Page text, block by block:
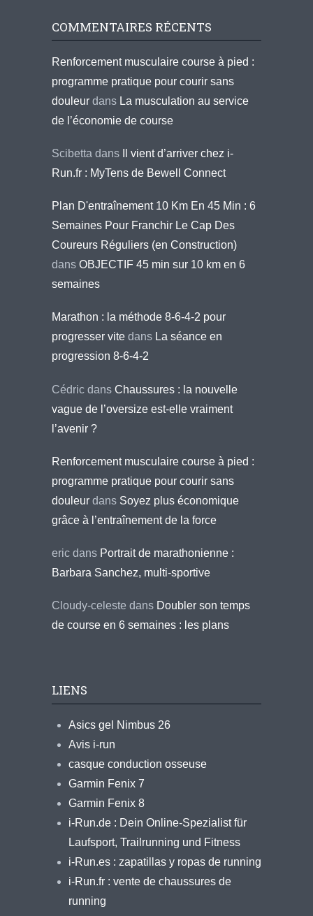
COMMENTAIRES RÉCENTS
Renforcement musculaire course à pied :
programme pratique pour courir sans
douleur dans La musculation au service
de l’économie de course
Scibetta dans
Il vient d’arriver chez i-
Run.fr : MyTens de Bewell Connect
Plan D'entraînement 10 Km En 45 Min : 6
Semaines Pour Franchir Le Cap Des
Coureurs Réguliers (en Construction)
dans OBJECTIF 45 min sur 10 km en 6
semaines
Marathon : la méthode 8-6-4-2 pour
progresser vite dans La séance en
progression 8-6-4-2
Cédric dans Chaussures : la nouvelle
vague de l’oversize est-elle vraiment
l’avenir ?
Renforcement musculaire course à pied :
programme pratique pour courir sans
douleur dans Soyez plus économique
grâce à l’entraînement de la force
eric dans Portrait de marathonienne :
Barbara Sanchez, multi-sportive
Cloudy-celeste dans Doubler son temps
de course en 6 semaines : les plans
LIENS
Asics gel Nimbus 26
Avis i-run
casque conduction osseuse
Garmin Fenix 7
Garmin Fenix 8
i-Run.de : Dein Online-Spezialist für
Laufsport, Trailrunning und Fitness
i-Run.es : zapatillas y ropas de running
i-Run.fr : vente de chaussures de
running